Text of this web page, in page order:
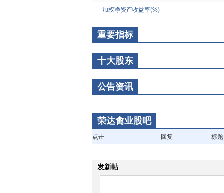
加权净资产收益率(%)
重要指标
十大股东
公告资讯
荣达禽业股吧
点击 回复 标题